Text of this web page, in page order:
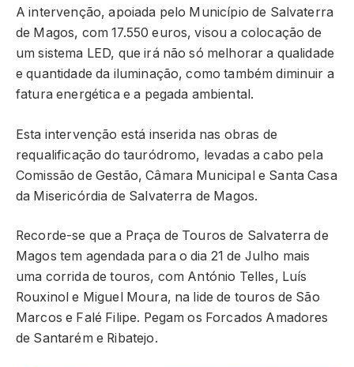
A intervenção, apoiada pelo Município de Salvaterra
de Magos, com 17.550 euros, visou a colocação de
um sistema LED, que irá não só melhorar a qualidade
e quantidade da iluminação, como também diminuir a
fatura energética e a pegada ambiental.
Esta intervenção está inserida nas obras de
requalificação do tauródromo, levadas a cabo pela
Comissão de Gestão, Câmara Municipal e Santa Casa
da Misericórdia de Salvaterra de Magos.
Recorde-se que a Praça de Touros de Salvaterra de
Magos tem agendada para o dia 21 de Julho mais
uma corrida de touros, com António Telles, Luís
Rouxinol e Miguel Moura, na lide de touros de São
Marcos e Falé Filipe. Pegam os Forcados Amadores
de Santarém e Ribatejo.